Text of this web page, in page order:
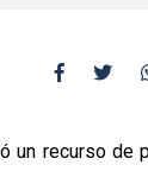
un recurso de